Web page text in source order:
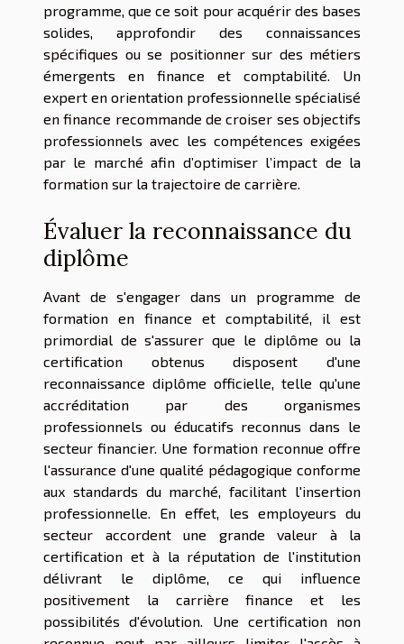
programme, que ce soit pour acquérir des bases
solides, approfondir des connaissances
spécifiques ou se positionner sur des métiers
émergents en finance et comptabilité. Un
expert en orientation professionnelle spécialisé
en finance recommande de croiser ses objectifs
professionnels avec les compétences exigées
par le marché afin d’optimiser l’impact de la
formation sur la trajectoire de carrière.
Évaluer la reconnaissance du
diplôme
Avant de s'engager dans un programme de
formation en finance et comptabilité, il est
primordial de s'assurer que le diplôme ou la
certification obtenus disposent d'une
reconnaissance diplôme officielle, telle qu'une
accréditation par des organismes
professionnels ou éducatifs reconnus dans le
secteur financier. Une formation reconnue offre
l'assurance d'une qualité pédagogique conforme
aux standards du marché, facilitant l'insertion
professionnelle. En effet, les employeurs du
secteur accordent une grande valeur à la
certification et à la réputation de l'institution
délivrant le diplôme, ce qui influence
positivement la carrière finance et les
possibilités d'évolution. Une certification non